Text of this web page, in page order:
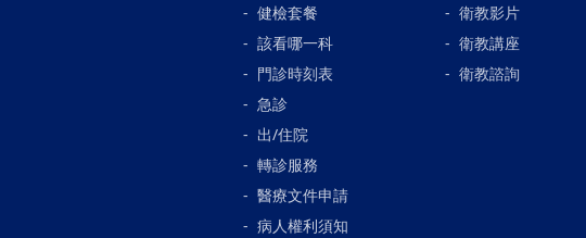
健檢套餐
該看哪一科
門診時刻表
急診
出/住院
轉診服務
醫療文件申請
病人權利須知
衛教影片
衛教講座
衛教諮詢